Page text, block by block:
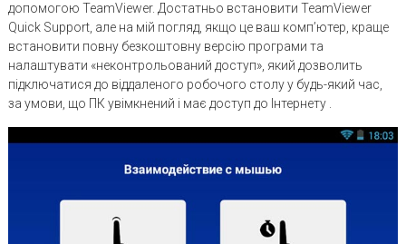
допомогою TeamViewer. Достатньо встановити TeamViewer
Quick Support, але на мій погляд, якщо це ваш комп’ютер, краще
встановити повну безкоштовну версію програми та
налаштувати «неконтрольований доступ», який дозволить
підключатися до віддаленого робочого столу у будь-який час,
за умови, що ПК увімкнений і має доступ до Інтернету .